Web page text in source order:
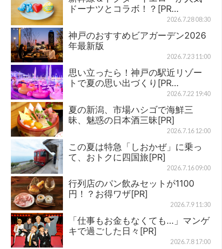
ドーナツとコラボ！？[PR…
2026.7.28 08:30
神戸のおすすめビアガーデン2026
年最新版
2026.7.23 11:00
思い立ったら！神戸の駅近リゾー
トで夏の思い出づくり[PR…
2026.7.22 19:40
夏の新潟、市場ハシゴで海鮮三
昧、魅惑の日本酒三昧[PR]
2026.7.16 12:00
この夏は特急「しおかぜ」に乗っ
て、おトクに四国旅[PR]
2026.7.16 09:00
行列店のパン飲みセットが1100
円！？お得ワザ[PR]
2026.7.9 11:30
「仕事もお金もなくても…」マンゲ
キで過ごした日々[PR]
2026.7.8 17:00